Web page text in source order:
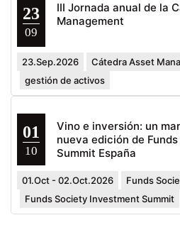
23
09
III Jornada anual de la
Management
23.Sep.2026
Cátedra Asset
gestión de activos
01
10
Vino e inversión: un
nueva edición de
Summit España
01.Oct - 02.Oct.2026
Funds
Funds Society Investment Summit